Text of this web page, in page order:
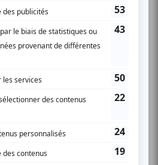
découvrir plus en profondeur